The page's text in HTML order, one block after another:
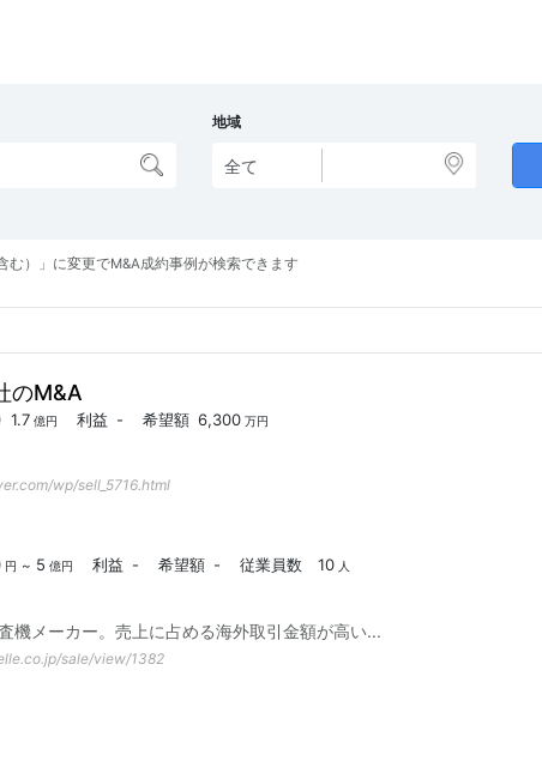
地域
む）」に変更でM&A成約事例が検索できます
のM&A
1.7 億円 利益 - 希望額 6,300 万円
wp/sell_5716.html
円 ~ 5 億円 利益 - 希望額 - 従業員数 10 人
機メーカー。売上に占める海外取引金額が高い...
sale/view/1382